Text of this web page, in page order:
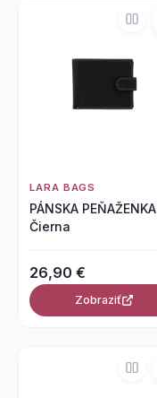
LARA BAGS
PÁNSKA PEŇAŽENKA
Čierna
26,90 €
Zobraziť